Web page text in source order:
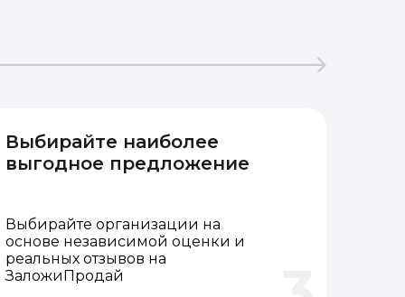
Выбирайте наиболее
выгодное предложение
Выбирайте организации на
основе независимой оценки и
реальных отзывов на
ЗаложиПродай